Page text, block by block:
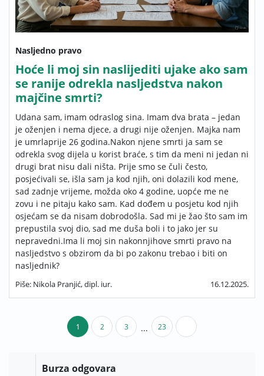
Nasljedno pravo
Hoće li moj sin naslijediti ujake ako sam
se ranije odrekla nasljedstva nakon
majčine smrti?
Udana sam, imam odraslog sina. Imam dva brata – jedan
je oženjen i nema djece, a drugi nije oženjen. Majka nam
je umrlaprije 26 godina.Nakon njene smrti ja sam se
odrekla svog dijela u korist braće, s tim da meni ni jedan ni
drugi brat nisu dali ništa. Prije smo se čuli često,
posjećivali se, išla sam ja kod njih, oni dolazili kod mene,
sad zadnje vrijeme, možda oko 4 godine, uopće me ne
zovu i ne pitaju kako sam. Kad dođem u posjetu kod njih
osjećam se da nisam dobrodošla. Sad mi je žao što sam im
prepustila svoj dio, sad me duša boli i to jako jer su
nepravedni.Ima li moj sin nakonnjihove smrti pravo na
nasljedstvo s obzirom da bi po zakonu trebao i biti on
nasljednik?
Piše: Nikola Pranjić, dipl. iur. 16.12.2025.
1 2 3 ... 23
Burza odgovara